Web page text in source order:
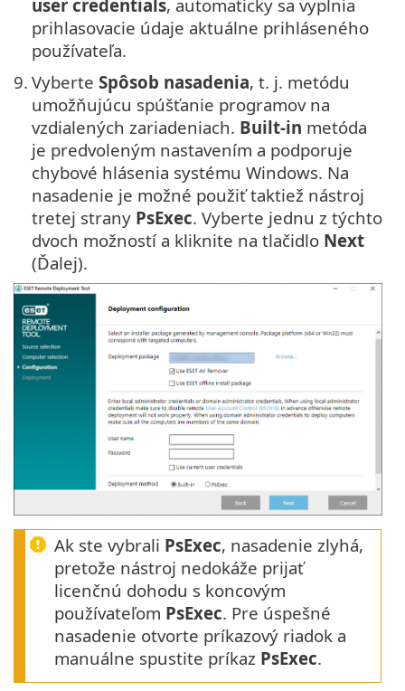
user credentials, automaticky sa vyplnia
prihlasovacie údaje aktuálne prihláseného
používateľa.
9. Vyberte Spôsob nasadenia, t. j. metódu
umožňujúcu spúšťanie programov na
vzdialených zariadeniach. Built-in metóda
je predvoleným nastavením a podporuje
chybové hlásenia systému Windows. Na
nasadenie je možné použiť taktiež nástroj
tretej strany PsExec. Vyberte jednu z týchto
dvoch možností a kliknite na tlačidlo Next
(Ďalej).
Ak ste vybrali PsExec, nasadenie zlyhá,
pretože nástroj nedokáže prijať
licenčnú dohodu s koncovým
používateľom PsExec. Pre úspešné
nasadenie otvorte príkazový riadok a
manuálne spustite príkaz PsExec.